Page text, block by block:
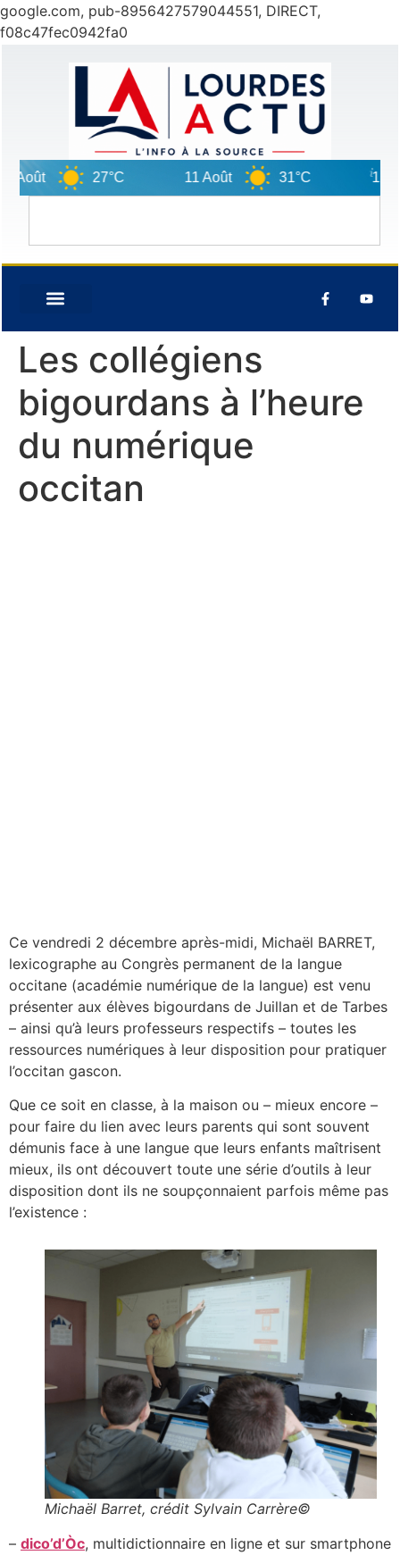
google.com, pub-8956427579044551, DIRECT,
f08c47fec0942fa0
27°C 11 Août 31°C 12 Août
Les collégiens
bigourdans à l’heure
du numérique
occitan
Ce vendredi 2 décembre après-midi, Michaël BARRET,
lexicographe au Congrès permanent de la langue
occitane (académie numérique de la langue) est venu
présenter aux élèves bigourdans de Juillan et de Tarbes
– ainsi qu’à leurs professeurs respectifs – toutes les
ressources numériques à leur disposition pour pratiquer
l’occitan gascon.
Que ce soit en classe, à la maison ou – mieux encore –
pour faire du lien avec leurs parents qui sont souvent
démunis face à une langue que leurs enfants maîtrisent
mieux, ils ont découvert toute une série d’outils à leur
disposition dont ils ne soupçonnaient parfois même pas
l’existence :
Michaël Barret, crédit Sylvain Carrère©
– dico’d’Òc, multidictionnaire en ligne et sur smartphone